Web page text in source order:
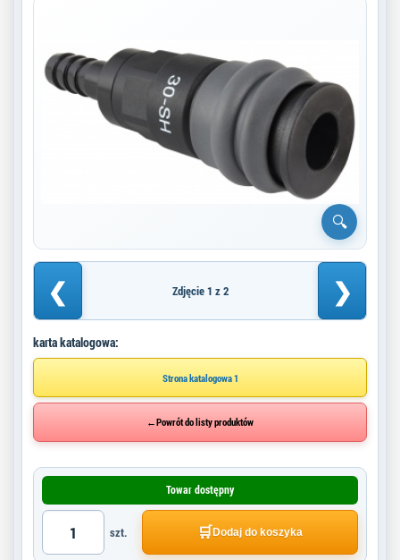
❮ Zdjęcie 1 z 2 ❯
karta katalogowa:
Strona katalogowa 1
←Powrót do listy produktów
Towar dostępny
szt. 🛒Dodaj do koszyka